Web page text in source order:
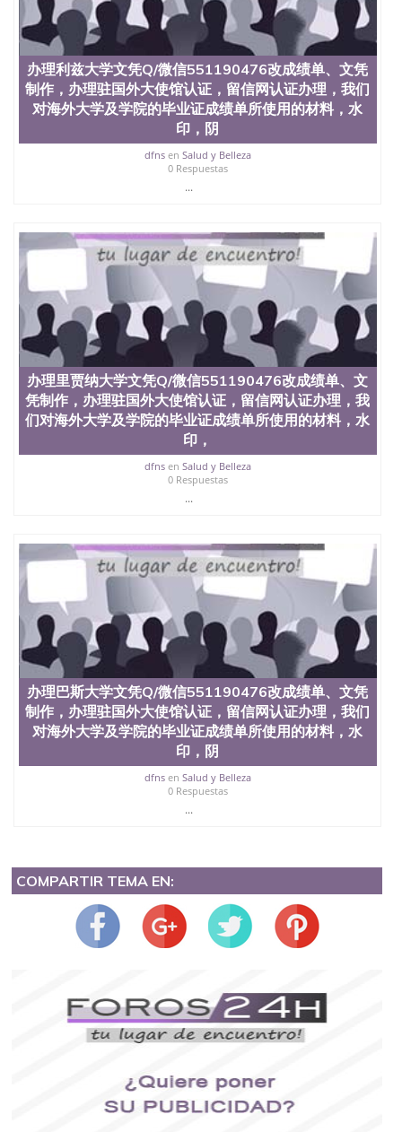
办理利兹大学文凭Q/微信551190476改成绩单、文凭
制作，办理驻国外大使馆认证，留信网认证办理，我们
对海外大学及学院的毕业证成绩单所使用的材料，水
印，阴
dfnsen Salud y Belleza
0 Respuestas
...
办理里贾纳大学文凭Q/微信551190476改成绩单、文
凭制作，办理驻国外大使馆认证，留信网认证办理，我
们对海外大学及学院的毕业证成绩单所使用的材料，水
印，
dfnsen Salud y Belleza
0 Respuestas
...
办理巴斯大学文凭Q/微信551190476改成绩单、文凭
制作，办理驻国外大使馆认证，留信网认证办理，我们
对海外大学及学院的毕业证成绩单所使用的材料，水
印，阴
dfnsen Salud y Belleza
0 Respuestas
...
COMPARTIR TEMA EN: